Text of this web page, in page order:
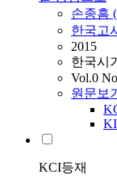
손종흠
한국고
2015
한국시
Vol.0
원문보
KCI등재